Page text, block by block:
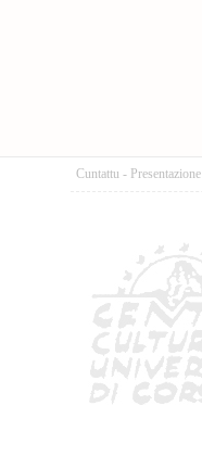
Cuntattu - Presentazione